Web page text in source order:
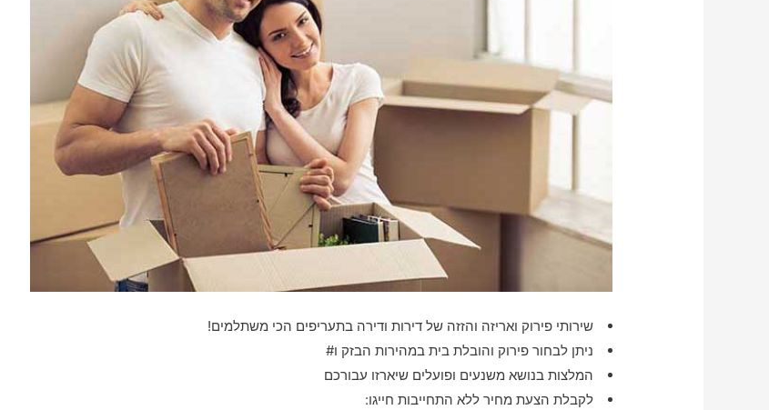
שירותי פירוק ואריזה והזזה של דירות ודירה בתעריפים הכי משתלמים!
ניתן לבחור פירוק והובלת בית במהירות הבזק ו#
המלצות בנושא משנעים ופועלים שיארזו עבורכם
לקבלת הצעת מחיר ללא התחייבות חייגו: